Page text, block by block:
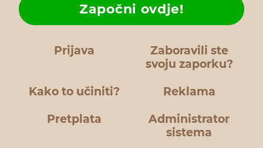
Prijava
Zaboravili ste
svoju zaporku?
Kako to učiniti?
Započni ovdje!
Reklama
Pretplata
Administrator
sistema